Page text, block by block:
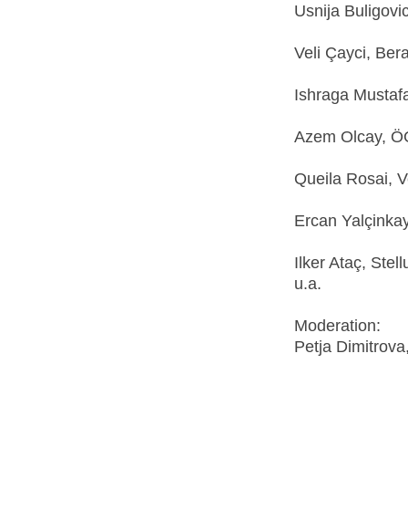
Usnija
Veli Çayci,
Ishraga
Azem Olcay,
Queila Rosai,
Ercan
Ilker Ataç,
u.a.
Moderation:
Petja